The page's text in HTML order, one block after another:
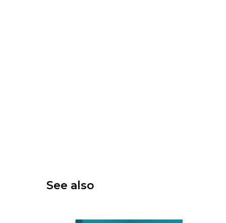
See also